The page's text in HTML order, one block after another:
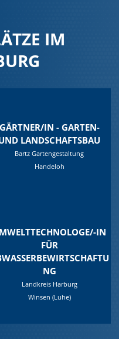
IM
GÄRTNER/IN - GARTEN-
LANDSCHAFTSBAU
Bartz Gartengestaltung
Handeloh
IN
FÜR
NG
Landkreis Harburg
Winsen (Luhe)